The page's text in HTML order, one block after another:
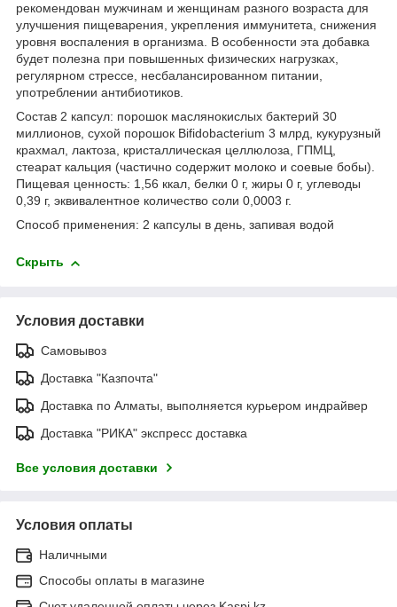
рекомендован мужчинам и женщинам разного возраста для
улучшения пищеварения, укрепления иммунитета, снижения
уровня воспаления в организма. В особенности эта добавка
будет полезна при повышенных физических нагрузках,
регулярном стрессе, несбалансированном питании,
употреблении антибиотиков.
Состав 2 капсул: порошок маслянокислых бактерий 30
миллионов, сухой порошок Bifidobacterium 3 млрд, кукурузный
крахмал, лактоза, кристаллическая целлюлоза, ГПМЦ,
стеарат кальция (частично содержит молоко и соевые бобы).
Пищевая ценность: 1,56 ккал, белки 0 г, жиры 0 г, углеводы
0,39 г, эквивалентное количество соли 0,0003 г.
Способ применения: 2 капсулы в день, запивая водой
Скрыть
Условия доставки
Самовывоз
Доставка "Казпочта"
Доставка по Алматы, выполняется курьером индрайвер
Доставка "РИКА" экспресс доставка
Все условия доставки
Условия оплаты
Наличными
Способы оплаты в магазине